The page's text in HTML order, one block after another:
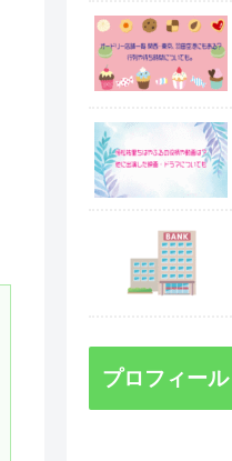
プロフィール